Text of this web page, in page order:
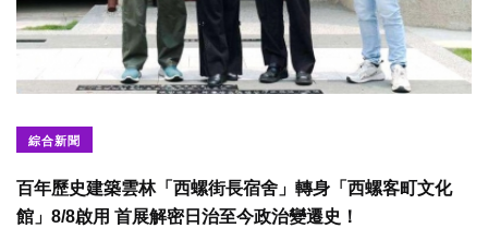
綜合新聞
百年歷史建築雲林「西螺街長宿舍」轉身「西螺客町文化
館」8/8啟用 首展解密日治至今政治變遷史！